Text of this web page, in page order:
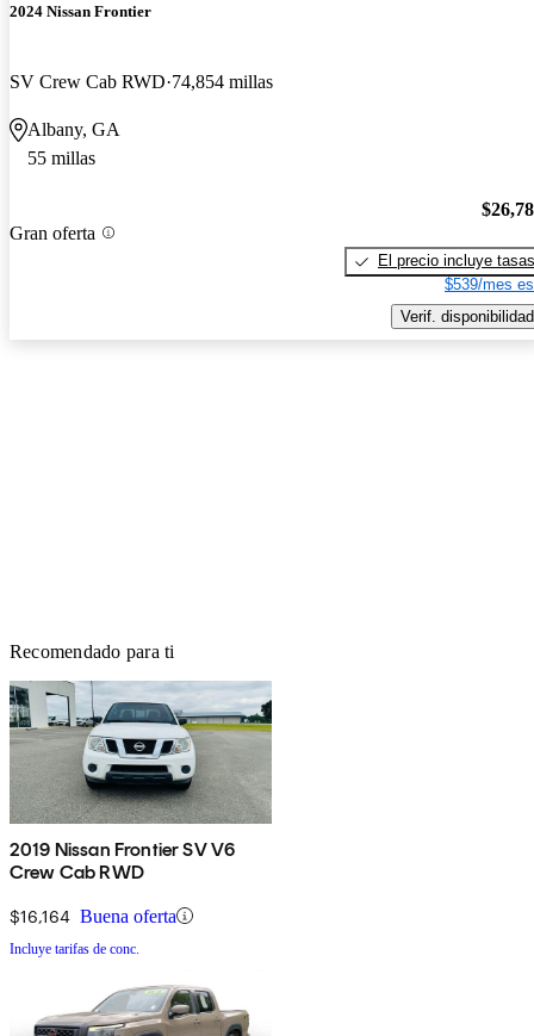
2024 Nissan Frontier
SV Crew Cab RWD 74,854 millas
Albany, GA
55 millas
Gran oferta
El precio incluye tasas
$539/mes
Verif. disponibilidad
Recomendado para ti
2019 Nissan Frontier SV V6
Crew Cab RWD
$16,164 Buena oferta
Incluye tarifas de conc.